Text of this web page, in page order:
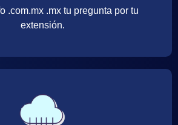
.com.mx .mx tu pregunta por tu
extensión.